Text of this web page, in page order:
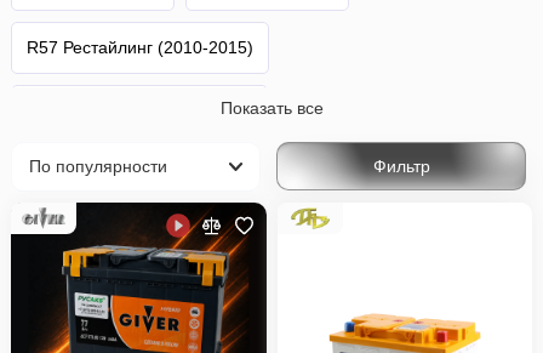
R57 Рестайлинг (2010-2015)
F57 Рестайлинг (2018-2021)
F57 2-й Рестайлинг (2021-н.в.) Cabrio Mini
Показать все
Фильтр